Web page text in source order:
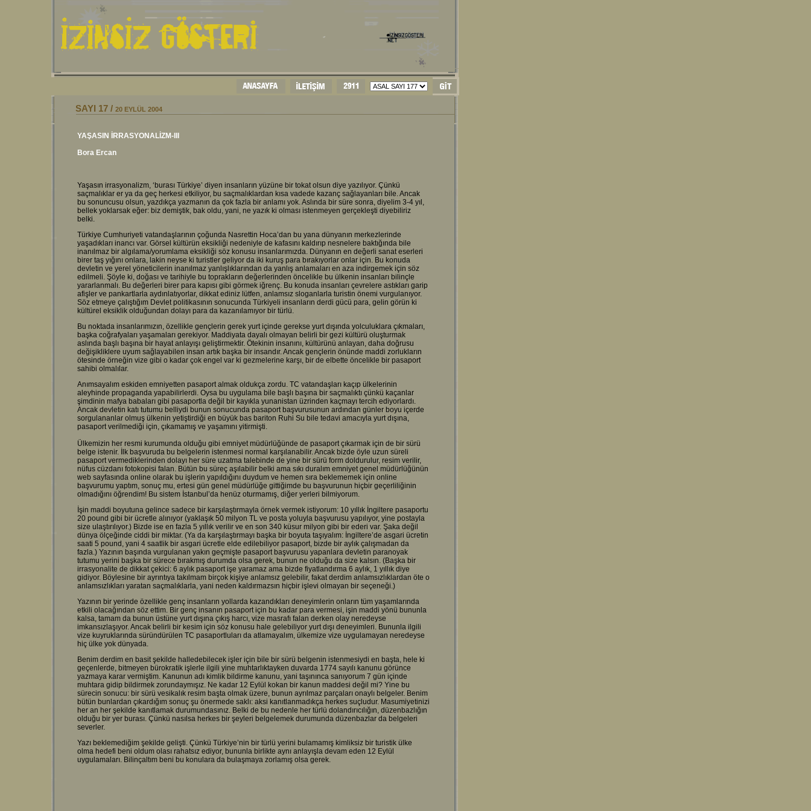
SAYI 17 / 20 EYLÜL 2004
YAŞASIN İRRASYONALİZM-III
Bora Ercan
Yaşasın irrasyonalizm, ‘burası Türkiye’ diyen insanların yüzüne bir tokat olsun diye yazılıyor. Çünkü
saçmalıklar er ya da geç herkesi etkiliyor, bu saçmalıklardan kısa vadede kazanç sağlayanları bile. Ancak
bu sonuncusu olsun, yazdıkça yazmanın da çok fazla bir anlamı yok. Aslında bir süre sonra, diyelim 3-4 yıl,
bellek yoklarsak eğer: biz demiştik, bak oldu, yani, ne yazık ki olması istenmeyen gerçekleşti diyebiliriz
belki.
Türkiye Cumhuriyeti vatandaşlarının çoğunda Nasrettin Hoca’dan bu yana dünyanın merkezlerinde
yaşadıkları inancı var. Görsel kültürün eksikliği nedeniyle de kafasını kaldırıp nesnelere baktığında bile
inanılmaz bir algılama/yorumlama eksikliği söz konusu insanlarımızda. Dünyanın en değerli sanat eserleri
birer taş yığını onlara, lakin neyse ki turistler geliyor da iki kuruş para bırakıyorlar onlar için. Bu konuda
devletin ve yerel yöneticilerin inanılmaz yanlışlıklarından da yanlış anlamaları en aza indirgemek için söz
edilmeli. Şöyle ki, doğası ve tarihiyle bu toprakların değerlerinden öncelikle bu ülkenin insanları bilinçle
yararlanmalı. Bu değerleri birer para kapısı gibi görmek iğrenç. Bu konuda insanları çevrelere astıkları garip
afişler ve pankartlarla aydınlatıyorlar, dikkat ediniz lütfen, anlamsız sloganlarla turistin önemi vurgulanıyor.
Söz etmeye çalıştığım Devlet politikasının sonucunda Türkiyeli insanların derdi gücü para, gelin görün ki
kültürel eksiklik olduğundan dolayı para da kazanılamıyor bir türlü.
Bu noktada insanlarımızın, özellikle gençlerin gerek yurt içinde gerekse yurt dışında yolculuklara çıkmaları,
başka coğrafyaları yaşamaları gerekiyor. Maddiyata dayalı olmayan belirli bir gezi kültürü oluşturmak
aslında başlı başına bir hayat anlayışı geliştirmektir. Ötekinin insanını, kültürünü anlayan, daha doğrusu
değişikliklere uyum sağlayabilen insan artık başka bir insandır. Ancak gençlerin önünde maddi zorlukların
ötesinde örneğin vize gibi o kadar çok engel var ki gezmelerine karşı, bir de elbette öncelikle bir pasaport
sahibi olmalılar.
Anımsayalım eskiden emniyetten pasaport almak oldukça zordu. TC vatandaşları kaçıp ülkelerinin
aleyhinde propaganda yapabilirlerdi. Oysa bu uygulama bile başlı başına bir saçmalıktı çünkü kaçanlar
şimdinin mafya babaları gibi pasaportla değil bir kayıkla yunanistan üzrinden kaçmayı tercih ediyorlardı.
Ancak devletin katı tutumu belliydi bunun sonucunda pasaport başvurusunun ardından günler boyu içerde
sorgulananlar olmuş ülkenin yetiştirdiği en büyük bas bariton Ruhi Su bile tedavi amacıyla yurt dışına,
pasaport verilmediği için, çıkamamış ve yaşamını yitirmişti.
Ülkemizin her resmi kurumunda olduğu gibi emniyet müdürlüğünde de pasaport çıkarmak için de bir sürü
belge istenir. İlk başvuruda bu belgelerin istenmesi normal karşılanabilir. Ancak bizde öyle uzun süreli
pasaport vermediklerinden dolayı her süre uzatma talebinde de yine bir sürü form doldurulur, resim verilir,
nüfus cüzdanı fotokopisi falan. Bütün bu süreç aşılabilir belki ama sıkı duralım emniyet genel müdürlüğünün
web sayfasında online olarak bu işlerin yapıldığını duydum ve hemen sıra beklememek için online
başvurumu yaptım, sonuç mu, ertesi gün genel müdürlüğe gittiğimde bu başvurunun hiçbir geçerliliğinin
olmadığını öğrendim! Bu sistem İstanbul’da henüz oturmamış, diğer yerleri bilmiyorum.
İşin maddi boyutuna gelince sadece bir karşılaştırmayla örnek vermek istiyorum: 10 yıllık İngiltere pasaportu
20 pound gibi bir ücretle alınıyor (yaklaşık 50 milyon TL ve posta yoluyla başvurusu yapılıyor, yine postayla
size ulaştırılıyor.) Bizde ise en fazla 5 yıllık verilir ve en son 340 küsur milyon gibi bir ederi var. Şaka değil
dünya ölçeğinde ciddi bir miktar. (Ya da karşılaştırmayı başka bir boyuta taşıyalım: İngiltere’de asgari ücretin
saati 5 pound, yani 4 saatlik bir asgari ücretle elde edilebiliyor pasaport, bizde bir aylık çalışmadan da
fazla.) Yazının başında vurgulanan yakın geçmişte pasaport başvurusu yapanlara devletin paranoyak
tutumu yerini başka bir sürece bırakmış durumda olsa gerek, bunun ne olduğu da size kalsın. (Başka bir
irrasyonalite de dikkat çekici: 6 aylık pasaport işe yaramaz ama bizde fiyatlandırma 6 aylık, 1 yıllık diye
gidiyor. Böylesine bir ayrıntıya takılmam birçok kişiye anlamsız gelebilir, fakat derdim anlamsızlıklardan öte o
anlamsızlıkları yaratan saçmalıklarla, yani neden kaldırmazsın hiçbir işlevi olmayan bir seçeneği.)
Yazının bir yerinde özellikle genç insanların yollarda kazandıkları deneyimlerin onların tüm yaşamlarında
etkili olacağından söz ettim. Bir genç insanın pasaport için bu kadar para vermesi, işin maddi yönü bununla
kalsa, tamam da bunun üstüne yurt dışına çıkış harcı, vize masrafı falan derken olay neredeyse
imkansızlaşıyor. Ancak belirli bir kesim için söz konusu hale gelebiliyor yurt dışı deneyimleri. Bununla ilgili
vize kuyruklarında süründürülen TC pasaportluları da atlamayalım, ülkemize vize uygulamayan neredeyse
hiç ülke yok dünyada.
Benim derdim en basit şekilde halledebilecek işler için bile bir sürü belgenin istenmesiydi en başta, hele ki
geçenlerde, bitmeyen bürokratik işlerle ilgili yine muhtarlıktayken duvarda 1774 sayılı kanunu görünce
yazmaya karar vermiştim. Kanunun adı kimlik bildirme kanunu, yani taşınınca sanıyorum 7 gün içinde
muhtara gidip bildirmek zorundaymışız. Ne kadar 12 Eylül kokan bir kanun maddesi değil mi? Yine bu
sürecin sonucu: bir sürü vesikalık resim başta olmak üzere, bunun ayrılmaz parçaları onaylı belgeler. Benim
bütün bunlardan çıkardığım sonuç şu önermede saklı: aksi kanıtlanmadıkça herkes suçludur. Masumiyetinizi
her an her şekilde kanıtlamak durumundasınız. Belki de bu nedenle her türlü dolandırıcılığın, düzenbazlığın
olduğu bir yer burası. Çünkü nasılsa herkes bir şeyleri belgelemek durumunda düzenbazlar da belgeleri
severler.
Yazı beklemediğim şekilde gelişti. Çünkü Türkiye’nin bir türlü yerini bulamamış kimliksiz bir turistik ülke
olma hedefi beni oldum olası rahatsız ediyor, bununla birlikte aynı anlayışla devam eden 12 Eylül
uygulamaları. Bilinçaltım beni bu konulara da bulaşmaya zorlamış olsa gerek.